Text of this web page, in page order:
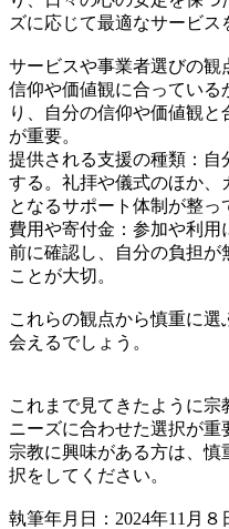
ズに応じて最適なサービス
サービスや事業者選びの観
信仰や価値観に合っている
り、自分の信仰や価値観
が重要。
提供される支援の種類：
する。礼拝や儀式のほか、
となるサポート体制が整っ
費用や寄付金：参加や利
前に確認し、自分の負担が
ことが大切。
これらの観点から慎重に
会えるでしょう。
これまで見てきたように
ニーズに合わせた選択が重
宗教に興味がある方は、
択をしてください。
執筆年月日：2024年11月８